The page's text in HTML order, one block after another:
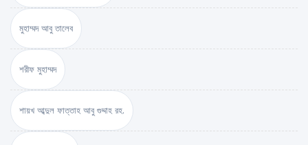
মুহাম্মদ আবু তালেব
শরীফ মুহাম্মদ
শায়খ আব্দুল ফাত্তাহ আবু গুদ্দাহ রহ.